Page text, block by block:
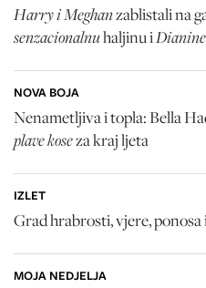
Harry i Meghanzablistali na
senzacionalnuhaljinu i
NOVA BOJA
Nenametljiva i topla: Bella
plave koseza kraj ljeta
IZLET
Grad hrabrosti, vjere, ponosa
MOJA NEDJELJA